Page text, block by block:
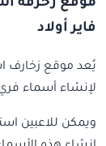
موقع زخرفة
فاير أولاد
يُعد موقع زخارف
لإنشاء أسماء فري
ويمكن للاعبين